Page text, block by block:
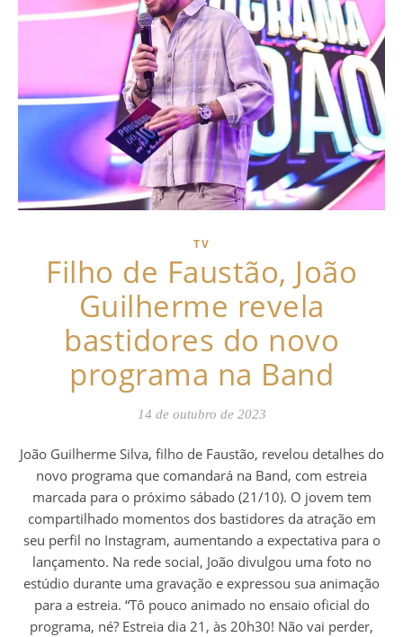
TV
Filho de Faustão, João
Guilherme revela
bastidores do novo
programa na Band
14 de outubro de 2023
João Guilherme Silva, filho de Faustão, revelou detalhes do
novo programa que comandará na Band, com estreia
marcada para o próximo sábado (21/10). O jovem tem
compartilhado momentos dos bastidores da atração em
seu perfil no Instagram, aumentando a expectativa para o
lançamento. Na rede social, João divulgou uma foto no
estúdio durante uma gravação e expressou sua animação
para a estreia. “Tô pouco animado no ensaio oficial do
programa, né? Estreia dia 21, às 20h30! Não vai perder,